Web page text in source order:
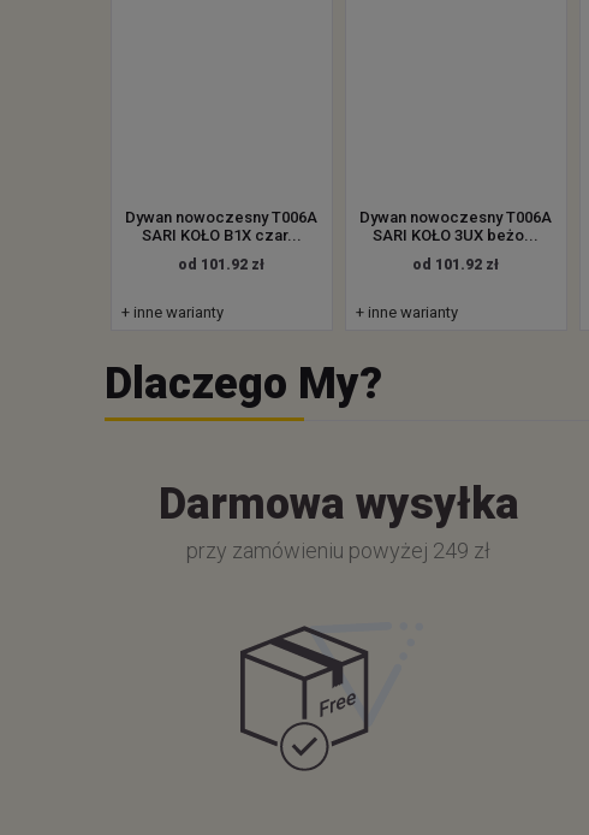
Dywan nowoczesny T006A
SARI KOŁO B1X czar...
od 101.92 zł
+ inne warianty
Dywan nowoczesny T006A
SARI KOŁO 3UX beżo...
od 101.92 zł
+ inne warianty
Dlaczego My?
Darmowa wysyłka
przy zamówieniu powyżej 249 zł